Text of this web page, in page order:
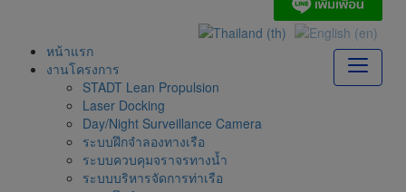
หน้าแรก
งานโครงการ
STADT Lean Propulsion
Laser Docking
Day/Night Surveillance Camera
ระบบฝึกจำลองทางเรือ
ระบบควบคุมจราจรทางน้ำ
ระบบบริหารจัดการท่าเรือ